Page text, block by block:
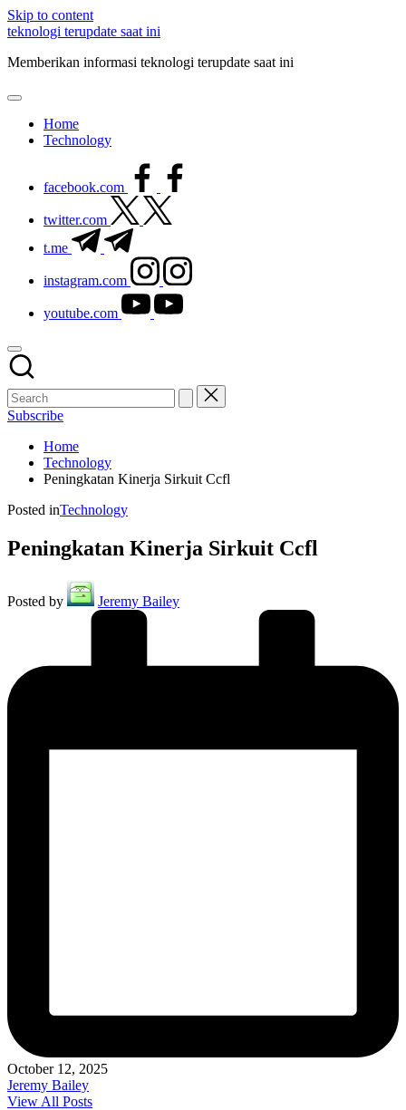
Skip to content
teknologi terupdate saat ini
Memberikan informasi teknologi terupdate saat ini
Home
Technology
facebook.com
twitter.com
t.me
instagram.com
youtube.com
Subscribe
Home
Technology
Peningkatan Kinerja Sirkuit Ccfl
Posted inTechnology
Peningkatan Kinerja Sirkuit Ccfl
Posted by Jeremy Bailey
October 12, 2025
Jeremy Bailey
View All Posts